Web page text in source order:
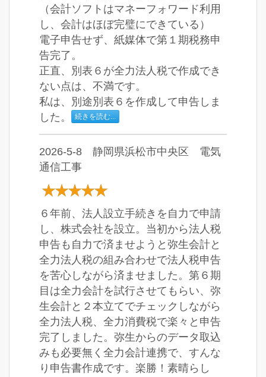
（会計ソフトはマネーフォワード利用
し、会計はほぼ完璧にできている）
電子申告せず、紙媒体で第１期税務申
告完了。
正直、別表６が全力法人税で作成でき
ない点は、不満です。
私は、別途別表６を作成して申告しま
した。
続きを読む...
2026-5-8 静岡県浜松市中央区 電気
通信工事
６年前、法人設立手続きを自力で申請
し、株式会社を設立。当初から法人税
申告も自力で済ませようと弥生会計と
全力法人税の組み合わせで法人税申告
を苦心しながら済ませました。第６期
目は全力会計を試行させてもらい、弥
生会計と２本立てでチェックしながら
全力法人税、全力消費税で楽々と申告
完了しました。弥生からのデータ取込
みも必要無く全力会計連携で、すんな
り申告書作成です。楽勝！素晴らし